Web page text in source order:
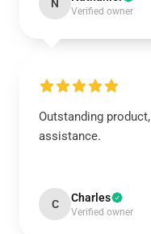
N
Verified owner
Outstanding
assistance.
C Charles
Verified owner